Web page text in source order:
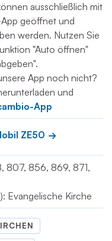
ausschließlich mit
geöffnet und
werden. Nutzen Sie
"Auto öffnen"
App noch nicht?
und
App
ZE50
807, 856, 869, 871,
Evangelische Kirche